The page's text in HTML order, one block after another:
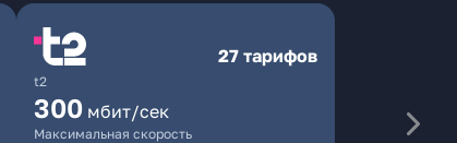
t2
27 тарифов
300 мбит/сек
Максимальная скорость